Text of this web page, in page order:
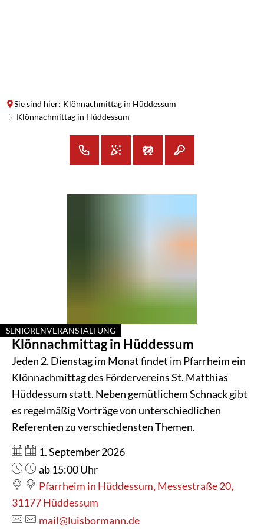
Sie sind hier: Klönnachmittag in Hüddessum
Klönnachmittag in Hüddessum
SENIORENVERANSTALTUNG
KATEGORIE: SENIORENVERANSTALTUNG
Klönnachmittag in Hüddessum
Jeden 2. Dienstag im Monat findet im Pfarrheim ein
Klönnachmittag des Fördervereins St. Matthias
Hüddessum statt. Neben gemütlichem Schnack gibt
es regelmäßig Vorträge von unterschiedlichen
Referenten zu verschiedensten Themen.
Datum:
1. September 2026
Uhrzeit:
ab 15:00 Uhr
Pfarrheim in Hüddessum, Messestraße 20,
31177 Hüddessum
mail@luisbormann.de